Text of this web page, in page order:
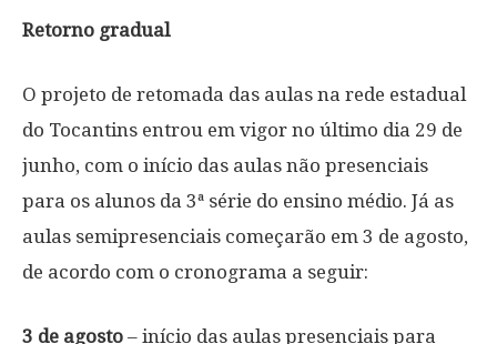
Retorno gradual
O projeto de retomada das aulas na rede estadual
do Tocantins entrou em vigor no último dia 29 de
junho, com o início das aulas não presenciais
para os alunos da 3ª série do ensino médio. Já as
aulas semipresenciais começarão em 3 de agosto,
de acordo com o cronograma a seguir:
3 de agosto – início das aulas presenciais para